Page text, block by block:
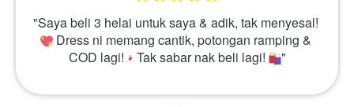
Dress ni memang cantik, potongan ramping &
COD lagi!
Tak sabar nak beli lagi! "